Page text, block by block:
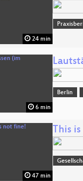
24 min
6 min
Berlin
47 min
This